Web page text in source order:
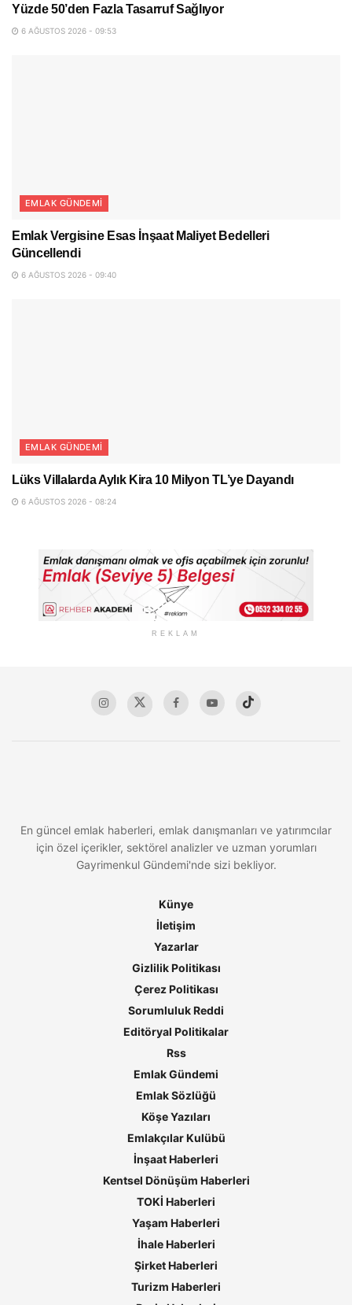
Yüzde 50’den Fazla Tasarruf Sağlıyor
6 AĞUSTOS 2026 - 09:53
EMLAK GÜNDEMI
Emlak Vergisine Esas İnşaat Maliyet Bedelleri
Güncellendi
6 AĞUSTOS 2026 - 09:40
EMLAK GÜNDEMI
Lüks Villalarda Aylık Kira 10 Milyon TL’ye Dayandı
6 AĞUSTOS 2026 - 08:24
REKLAM
En güncel emlak haberleri, emlak danışmanları ve yatırımcılar
için özel içerikler, sektörel analizler ve uzman yorumları
Gayrimenkul Gündemi'nde sizi bekliyor.
Künye
İletişim
Yazarlar
Gizlilik Politikası
Çerez Politikası
Sorumluluk Reddi
Editöryal Politikalar
Rss
Emlak Gündemi
Emlak Sözlüğü
Köşe Yazıları
Emlakçılar Kulübü
İnşaat Haberleri
Kentsel Dönüşüm Haberleri
TOKİ Haberleri
Yaşam Haberleri
İhale Haberleri
Şirket Haberleri
Turizm Haberleri